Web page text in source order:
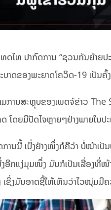
ທດໄທ ປາກົດການ “ຊວນກັນຍ້າຍ
ບາດຂອງພະຍາດໂຄວິດ-19 ເປັນ
ມການສະຫຼຸບຂອງເພດຈ໌ຂ່າວ
ດ ໂດຍມີປັດໄຈຫຼາຍໆຢ່າງພາຍໃນປ
ການນີ້ ເບິ່ງຢ່າງໜຶ່ງກໍຄືວ່າ ບໍ່ໜ້າເ
ງອີກແງ່ມຸມໜຶ່ງ ມັນກໍເປັນເລື່ອງທີ່ໜ້
ເຊິ່ງມັນອາດຊີ້ໃຫ້ເຫັນວ່າໄວໜຸ່ມມີ